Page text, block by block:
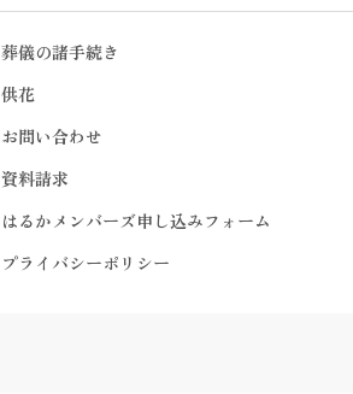
葬儀の諸手続き
供花
お問い合わせ
資料請求
はるかメンバーズ申し込みフォーム
プライバシーポリシー